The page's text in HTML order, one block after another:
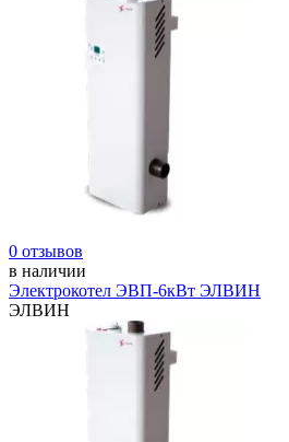
0 отзывов
в наличии
Электрокотел ЭВП-6кВт ЭЛВИН
ЭЛВИН